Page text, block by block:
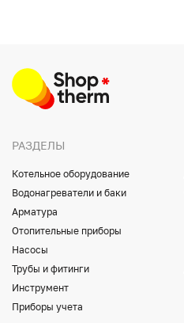
РАЗДЕЛЫ
Котельное оборудование
Водонагреватели и баки
Арматура
Отопительные приборы
Насосы
Трубы и фитинги
Инструмент
Приборы учета